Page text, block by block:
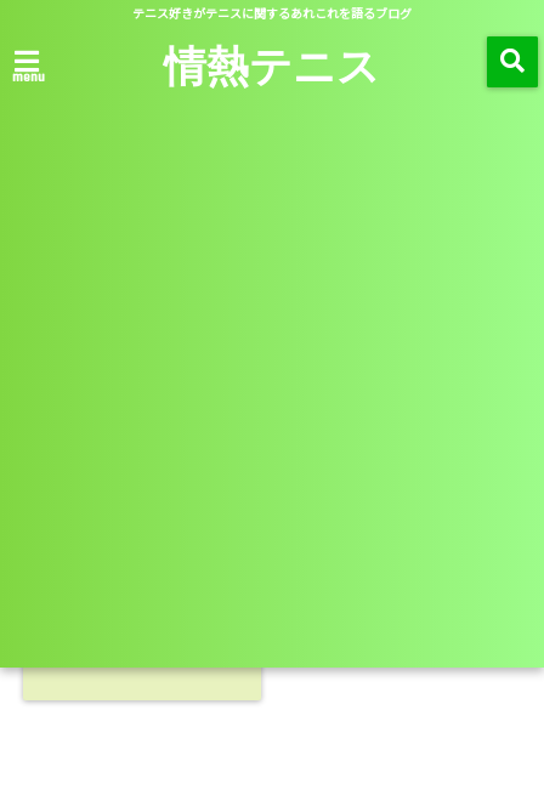
テニス好きがテニスに関するあれこれを語るブログ
menu 情熱テニス